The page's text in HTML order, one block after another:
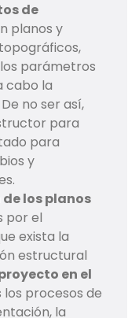
de
planos y
parámetros
cabo la
no ser así,
para
para
y
los planos
por el
exista la
estructural
en el
procesos de
la